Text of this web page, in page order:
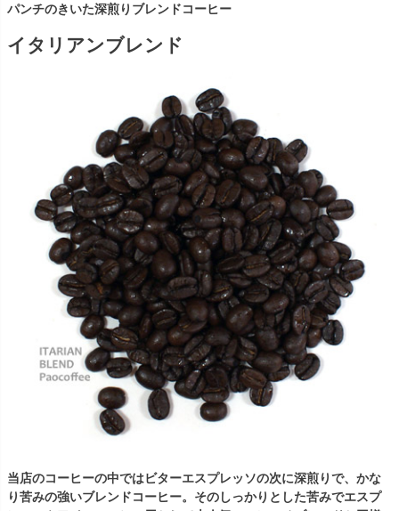
パンチのきいた深煎りブレンドコーヒー
イタリアンブレンド
当店のコーヒーの中ではビターエスプレッソの次に深煎りで、かな
り苦みの強いブレンドコーヒー。そのしっかりとした苦みでエスプ